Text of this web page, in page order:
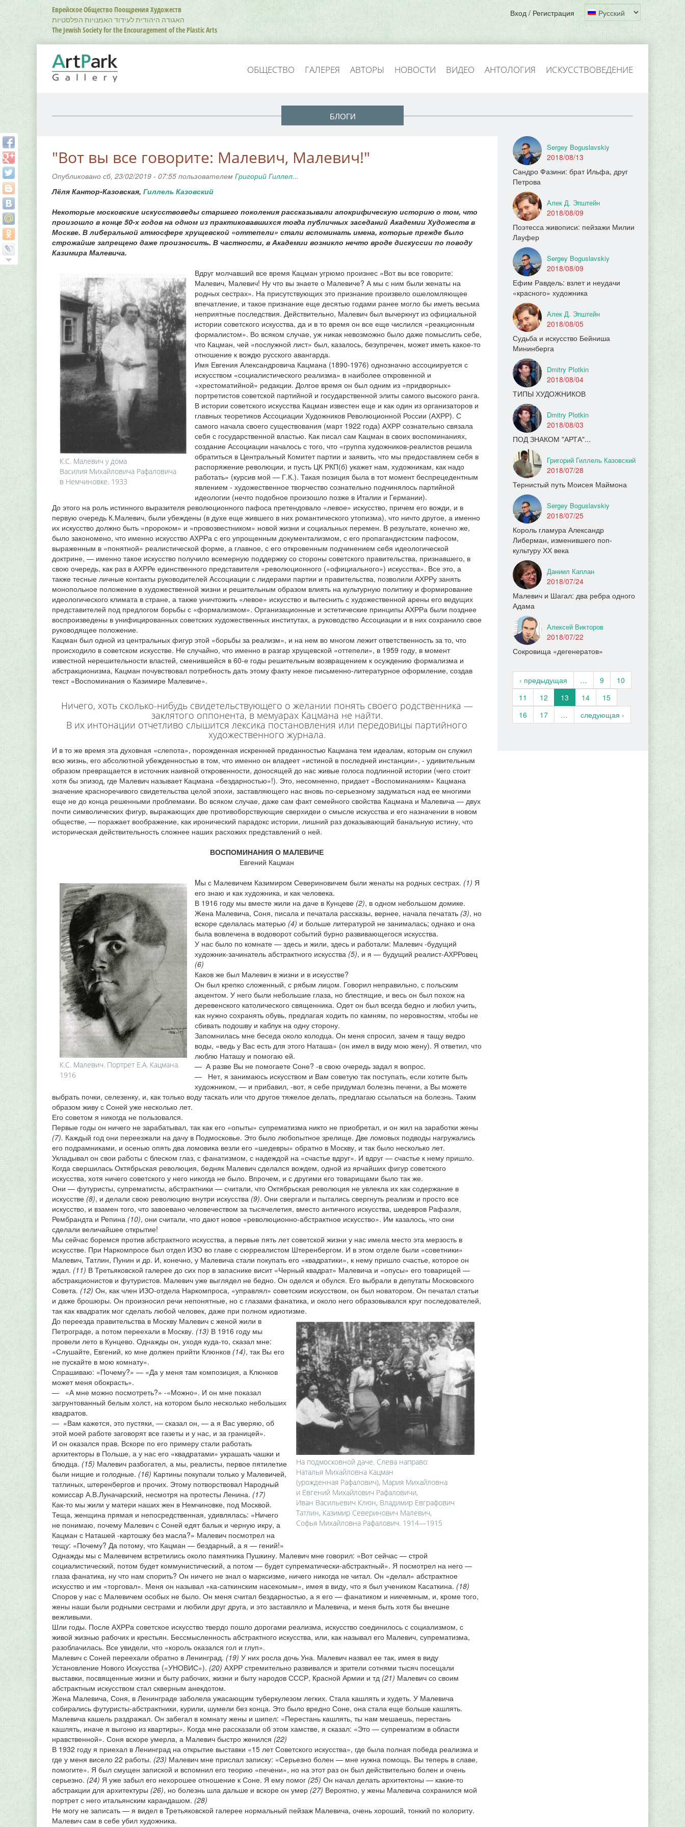
Еврейское Общество Поощрения Художеств
האגודה היהודית לעידוד האמנויות הפלסטיות
The Jewish Society for the Encouragement of the Plastic Arts
Вход / Регистрация
ОБЩЕСТВО ГАЛЕРЕЯ АВТОРЫ НОВОСТИ ВИДЕО АНТОЛОГИЯ ИСКУССТВОВЕДЕНИЕ
БЛОГИ
"Вот вы все говорите: Малевич, Малевич!"
Опубликовано сб, 23/02/2019 - 07:55 пользователем Григорий Гиллел...
Лёля Кантор-Казовская, Гиллель Казовский
Некоторые московские искусствоведы старшего поколения рассказывали апокрифическую историю о том, что
произошло в конце 50-х годов на одном из практиковавшихся тогда публичных заседаний Академии Художеств в
Москве. В либеральной атмосфере хрущевской «оттепели» стали вспоминать имена, которые прежде было
строжайше запрещено даже произносить. В частности, в Академии возникло нечто вроде дискуссии по поводу
Казимира Малевича.
К.С. Малевич у дома
Василия Михайловича Рафаловича
в Немчиновке. 1933
Вдруг молчавший все время Кацман угрюмо произнес «Вот вы все говорите:
Малевич, Малевич! Ну что вы знаете о Малевиче? А мы с ним были женаты на
родных сестрах». На присутствующих это признание произвело ошеломляющее
впечатление, и такое признание еще десятью годами ранее могло бы иметь весьма
неприятные последствия. Действительно, Малевич был вычеркнут из официальной
истории советского искусства, да и в то время он все еще числился «реакционным
формалистом». Во всяком случае, уж никак невозможно было даже помыслить себе,
что Кацман, чей «послужной лист» был, казалось, безупречен, может иметь какое-то
отношение к вождю русского авангарда.
Имя Евгения Александровича Кацмана (1890-1976) однозначно ассоциируется с
искусством «социалистического реализма» в наиболее откровенной и
«хрестоматийной» редакции. Долгое время он был одним из «придворных»
портретистов советской партийной и государственной элиты самого высокого ранга.
В истории советского искусства Кацман известен еще и как один из организаторов и
главных теоретиков Ассоциации Художников Революционной России (АХРР). С
самого начала своего существования (март 1922 года) АХРР сознательно связала
себя с государственной властью. Как писал сам Кацман в своих воспоминаниях,
создание Ассоциации началось с того, что «группа художников-реалистов решила
обратиться в Центральный Комитет партии и заявить, что мы предоставляем себя в
распоряжение революции, и пусть ЦК РКП(б) укажет нам, художникам, как надо
работать» (курсив мой — Г.К.). Такая позиция была в тот момент беспрецедентным
явлением - художественное творчество сознательно подчинялось партийной
идеологии (нечто подобное произошло позже в Италии и Германии).
До этого на роль истинного выразителя революционного пафоса претендовало «левое» искусство, причем его вожди, и в
первую очередь К.Малевич, были убеждены (в духе еще жившего в них романтического утопизма), что ничто другое, а именно
их искусство должно быть «пророком» и «провозвестником» новой жизни и социальных перемен. В результате, конечно же,
было закономено, что именно искусство АХРРа с его упрощенным документализмом, с его пропагандистским пафосом,
выраженным в «понятной» реалистической форме, а главное, с его откровенным подчинением себя идеологической
доктрине, — именно такое искусство получило всемерную поддержку со стороны советского правительства, признавшего, в
свою очередь, как раз в АХРРе единственного представителя «революционного («официального») искусства». Все это, а
также тесные личные контакты руководителей Ассоциации с лидерами партии и правительства, позволили АХРРу занять
монопольное положение в художественной жизни и решительным образом влиять на культурную политику и формирование
идеологического климата в стране, а также уничтожить «левое» искусство и вытеснить с художественной арены его ведущих
представителей под предлогом борьбы с «формализмом». Организационные и эстетические принципы АХРРа были позднее
воспроизведены в унифицированных советских художественных институтах, а руководство Ассоциации и в них сохранило свое
руководящее положение.
Кацман был одной из центральных фигур этой «борьбы за реализм», и на нем во многом лежит ответственность за то, что
происходило в советском искусстве. Не случайно, что именно в разгар хрущевской «оттепели», в 1959 году, в момент
известной нерешительности властей, сменившейся в 60-е годы решительным возвращением к осуждению формализма и
абстракционизма, Кацман почувствовал потребность дать этому факту некое письменно-литературное оформление, создав
текст «Воспоминания о Казимире Малевиче».
Ничего, хоть сколько-нибудь свидетельствующего о желании понять своего родственника —
заклятого оппонента, в мемуарах Кацмана не найти.
В их интонации отчетливо слышится лексика постановления или передовицы партийного
художественного журнала.
И в то же время эта духовная «слепота», порожденная искренней преданностью Кацмана тем идеалам, которым он служил
всю жизнь, его абсолютной убежденностью в том, что именно он владеет «истиной в последней инстанции», - удивительным
образом превращается в источник наивной откровенности, доносящей до нас живые голоса подлинной истории (чего стоит
хотя бы эпизод, где Малевич называет Кацмана «бездарностью»!). Это, несомненно, придает «Воспоминаниям» Кацмана
значение красноречивого свидетельства целой эпохи, заставляющего нас вновь по-серьезному задуматься над ее многими
еще не до конца решенными проблемами. Во всяком случае, даже сам факт семейного свойства Кацмана и Малевича — двух
почти символических фигур, выражающих две противоборствующие сверхидеи о смысле искусства и его назначении в новом
обществе, — поражает воображение, как иронический парадокс истории, лишний раз доказывающий банальную истину, что
историческая действительность сложнее наших расхожих представлений о ней.
ВОСПОМИНАНИЯ О МАЛЕВИЧЕ
Евгений Кацман
К.С. Малевич. Портрет Е.А. Кацмана.
1916
Mы с Малевичем Казимиром Севериновичем были женаты на родных сестрах. (1) Я
его знаю и как художника, и как человека.
В 1916 году мы вместе жили на даче в Кунцеве (2), в одном небольшом домике.
Жена Малевича, Соня, писала и печатала рассказы, вернее, начала печатать (3), но
вскоре сделалась матерью (4) и больше литературой не занималась; однако и она
была вовлечена в водоворот событий бурно развивающегося искусства.
У нас было по комнате — здесь и жили, здесь и работали: Малевич -будущий
художник-зачинатель абстрактного искусства (5), и я — будущий реалист-АХРРовец
(6)
Каков же был Малевич в жизни и в искусстве?
Он был крепко сложенный, с рябым лицом. Говорил неправильно, с польским
акцентом. У него были небольшие глаза, но блестящие, и весь он был похож на
деревенского католического священника. Одет он был всегда бедно и любил учить,
как нужно сохранять обувь, предлагая ходить по камням, по неровностям, чтобы не
сбивать подошву и каблук на одну сторону.
Запомнилась мне беседа около колодца. Он меня спросил, зачем я тащу ведро
воды, «ведь у Вас есть для этого Наташа» (он имел в виду мою жену). Я ответил, что
люблю Наташу и помогаю ей.
— А разве Вы не помогаете Соне? -в свою очередь задал я вопрос.
— Нет, я занимаюсь искусством и Вам советую так поступать, если хотите быть
художником, — и прибавил, -вот, я себе придумал болезнь печени, а Вы можете
выбрать почки, селезенку, и, как только воду таскать или что другое тяжелое делать, предлагаю ссылаться на болезнь. Таким
образом живу с Соней уже несколько лет.
Его советом я никогда не пользовался.
Первые годы он ничего не зарабатывал, так как его «опыты» супрематизма никто не приобретал, и он жил на заработки жены
(7). Каждый год они переезжали на дачу в Подмосковье. Это было любопытное зрелище. Две ломовых подводы нагружались
его подрамниками, и осенью опять два ломовика везли его «шедевры» обратно в Москву, и так было несколько лет.
Укладывал он свои работы с блеском глаз, с фанатизмом, с надеждой на «счастье вдруг». И вдруг — счастье к нему пришло.
Когда свершилась Октябрьская революция, бедняк Малевич сделался вождем, одной из ярчайших фигур советского
искусства, хотя ничего советского у него никогда не было. Впрочем, и с другими его товарищами было так же.
Они — футуристы, супрематисты, абстрактники — считали, что Октябрьская революция не увлекла их как содержание в
искусстве (8), и делали свою революцию внутри искусства (9). Они свергали и пытались свергнуть реализм и просто все
искусство, и взамен того, что завоевано человечеством за тысячелетия, вместо античного искусства, шедевров Рафаэля,
Рембрандта и Репина (10), они считали, что дают новое «революционно-абстрактное искусство». Им казалось, что они
сделали величайшее открытие!
Мы сейчас боремся против абстрактного искусства, а первые пять лет советской жизни у нас имела место эта мерзость в
искусстве. При Наркомпросе был отдел ИЗО во главе с сюрреалистом Штеренбергом. И в этом отделе были «советники»
Малевич, Татлин, Пунин и др. И, конечно, у Малевича стали покупать его «квадратики», к нему пришло счастье, которое он
ждал. (11) В Третьяковской галерее до сих пор в запаснике висит «Черный квадрат» Малевича и «опусы» его товарищей —
абстракционистов и футуристов. Малевич уже выглядел не бедно. Он оделся и обулся. Его выбрали в депутаты Московского
Совета. (12) Он, как член ИЗО-отдела Наркомпроса, «управлял» советским искусством, он был новатором. Он печатал статьи
и даже брошюры. Он произносил речи непонятные, но с глазами фанатика, и около него образовывался круг последователей,
так как квадратик мог сделать любой человек, даже при полном идиотизме.
На подмосковной даче. Слева направо:
Наталья Михайловна Кацман
(урожденная Рафалович), Мария Михайловна
и Евгений Михайлович Рафаловичи,
Иван Васильевич Клюн, Владимир Евграфович
Татлин, Казимир Северинович Малевич,
Софья Михайловна Рафалович. 1914—1915
До переезда правительства в Москву Малевич с женой жили в
Петрограде, а потом переехали в Москву. (13) В 1916 году мы
провели лето в Кунцево. Однажды он, уходя куда-то, сказал мне:
«Слушайте, Евгений, ко мне должен прийти Клюнков (14), так Вы его
не пускайте в мою комнату».
Спрашиваю: «Почему?» — «Да у меня там композиция, а Клюнков
может меня обокрасть».
— «А мне можно посмотреть?» -«Можно». И он мне показал
загрунтованный белым холст, на котором было несколько небольших
квадратов.
— «Вам кажется, это пустяки, — сказал он, — а я Вас уверяю, об
этой моей работе заговорят все газеты и у нас, и за границей».
И он оказался прав. Вскоре по его примеру стали работать
архитекторы в Польше, а у нас его «квадратами» украшать чашки и
блюдца. (15) Малевич разбогател, а мы, реалисты, первое пятилетие
были нищие и голодные. (16) Картины покупали только у Малевичей,
татлиных, штеренбергов и прочих. Этому потворствовал Народный
комиссар А.В.Луначарский, несмотря на протесты Ленина. (17)
Как-то мы жили у матери наших жен в Немчиновке, под Москвой.
Теща, женщина прямая и непосредственная, удивлялась: «Ничего
не понимаю, почему Малевич с Соней едят балык и черную икру, а
Кацман с Наташей -картошку без масла?» Малевич посмотрел на
тещу: «Почему? Да потому, что Кацман — бездарный, а я — гений!»
Однажды мы с Малевичем встретились около памятника Пушкину. Малевич мне говорил: «Вот сейчас — строй
социалистический, потом будет коммунистический, а потом — будет супрематически-абстрактный». Я посмотрел на него —
глаза фанатика, ну что нам спорить? Он ничего не знал о марксизме, ничего никогда не читал. Он «делал» абстрактное
искусство и им «торговал». Меня он называл «ка-саткинским насекомым», имея в виду, что я был учеником Касаткина. (18)
Споров у нас с Малевичем особых не было. Он меня считал бездарностью, а я его — фанатиком и никчемным, и, кроме того,
жены наши были родными сестрами и любили друг друга, и это заставляло и Малевича, и меня быть хотя бы внешне
вежливыми.
Шли годы. После АХРРа советское искусство твердо пошло дорогами реализма, искусство соединилось с социализмом, с
живой жизнью рабочих и крестьян. Бессмысленность абстрактного искусства, или, как называл его Малевич, супрематизма,
разоблачилась. Все увидели, что «король оказался гол и глуп».
Малевич с Соней переехали обратно в Ленинград. (19) У них росла дочь Уна. Малевич назвал ее так, имея в виду
Установление Нового Искусства («УНОВИС»). (20) АХРР стремительно развивался и зрители сотнями тысяч посещали
выставки, посвященные жизни и быту рабочих, жизни и быту народов СССР, Красной Армии и тд (21) Малевич со своим
абстрактным искусством стал скверным анекдотом.
Жена Малевича, Соня, в Ленинграде заболела ужасающим туберкулезом легких. Стала кашлять и худеть. У Малевича
собирались футуристы-абстрактники, курили, шумели без конца. Это было вредно Соне, она стала еще больше кашлять.
Малевича кашель раздражал. Он забегал в комнату жены и шипел: «Перестань кашлять, ты нам мешаешь, перестань
кашлять, иначе я выгоню из квартиры». Когда мне рассказали об этом хамстве, я сказал: «Это — супрематизм в области
нравственной». Соня вскоре умерла, а Малевич быстро женился (22)
В 1932 году я приехал в Ленинград на открытие выставки «15 лет Советского искусства», где была полная победа реализма и
где у меня висело 22 работы. (23) Малевич мне прислал записку: «Серьезно болен — мне нужна помощь. Вы теперь в славе,
помогите». Я был смущен запиской и вспомнил его теорию «печени», но на этот раз он был действительно болен и очень
серьезно. (24) Я уже забыл его нехорошее отношение к Соне. Я ему помог (25) Он начал делать архитектоны — какие-то
абстракции для архитектуры (26), но болезнь шла дальше и вскоре он умер (27) Вероятно, у жены Малевича сохранился мой
портрет с него итальянским карандашом. (28)
Не могу не записать — я видел в Третьяковской галерее нормальный пейзаж Малевича, очень хороший, тонкий по колориту.
Малевич сам в себе убил художника.
Sergey Boguslavskiy
2018/08/13
Сандро Фазини: брат Ильфа, друг
Петрова
Алек Д. Эпштейн
2018/08/09
Поэтесса живописи: пейзажи Милии
Лауфер
Sergey Boguslavskiy
2018/08/09
Ефим Равдель: взлет и неудачи
«красного» художника
Алек Д. Эпштейн
2018/08/05
Судьба и искусство Бейниша
Мининберга
Dmitry Plotkin
2018/08/04
ТИПЫ ХУДОЖНИКОВ
Dmitry Plotkin
2018/08/03
ПОД ЗНАКОМ "АРТА"...
Григорий Гиллель Казовский
2018/07/28
Тернистый путь Моисея Маймона
Sergey Boguslavskiy
2018/07/25
Король гламура Александр
Либерман, изменившего поп-
культуру ХХ века
Даниил Каплан
2018/07/24
Малевич и Шагал: два ребра одного
Адама
Алексей Викторов
2018/07/22
Сокровища «дегенератов»
‹ предыдущая … 9
10
11
12 13 14
15
16
17 … следующая ›